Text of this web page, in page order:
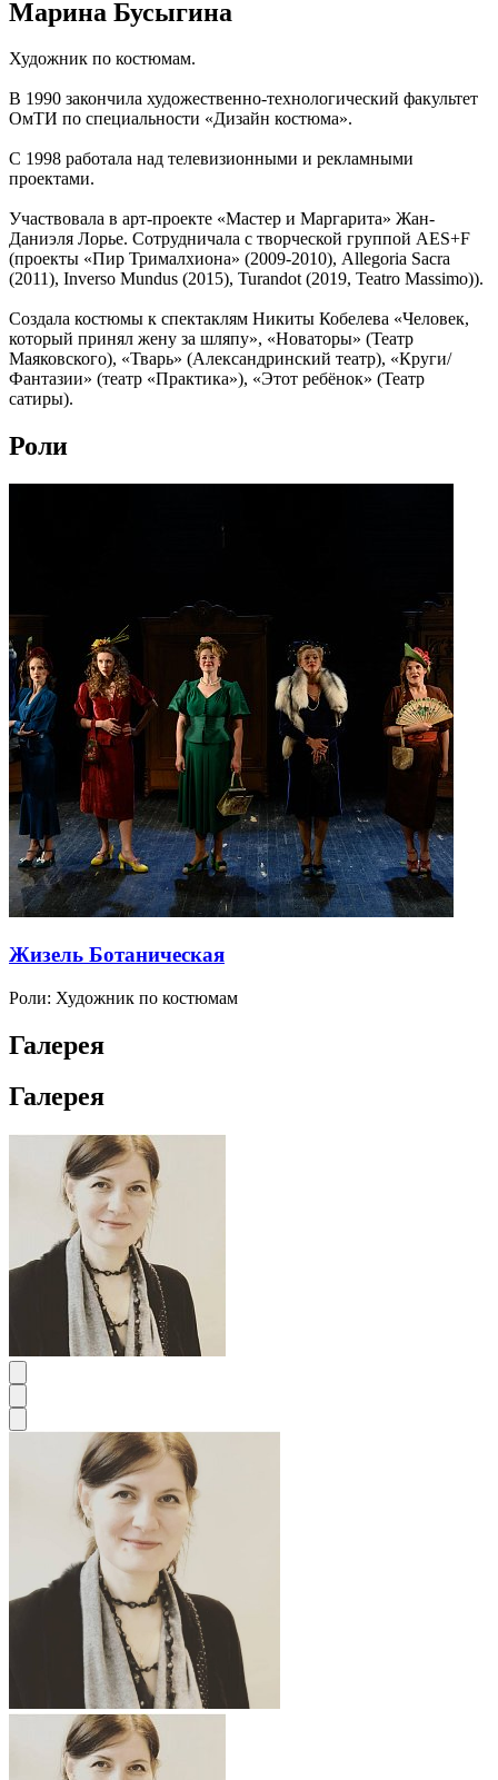
Марина Бусыгина
Художник по костюмам.
В 1990 закончила художественно-технологический факультет
ОмТИ по специальности «Дизайн костюма».
С 1998 работала над телевизионными и рекламными
проектами.
Участвовала в арт-проекте «Мастер и Маргарита» Жан-
Даниэля Лорье. Сотрудничала с творческой группой AES+F
(проекты «Пир Трималхиона» (2009-2010), Allegoria Sacra
(2011), Inverso Mundus (2015), Turandot (2019, Teatro Massimo)).
Создала костюмы к спектаклям Никиты Кобелева «Человек,
который принял жену за шляпу», «Новаторы» (Театр
Маяковского), «Тварь» (Александринский театр), «Круги/
Фантазии» (театр «Практика»), «Этот ребёнок» (Театр
сатиры).
Роли
Жизель Ботаническая
Роли: Художник по костюмам
Галерея
Галерея